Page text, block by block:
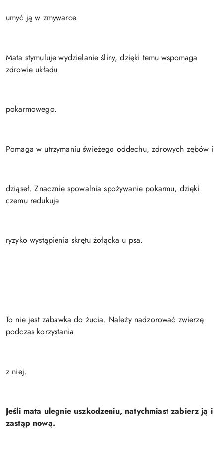
umyć ją w zmywarce.
Mata stymuluje wydzielanie śliny, dzięki temu wspomaga
zdrowie układu
pokarmowego.
Pomaga w utrzymaniu świeżego oddechu, zdrowych zębów i
dziąseł. Znacznie spowalnia spożywanie pokarmu, dzięki
czemu redukuje
ryzyko wystąpienia skrętu żołądka u psa.
To nie jest zabawka do żucia. Należy nadzorować zwierzę
podczas korzystania
z niej.
Jeśli mata ulegnie uszkodzeniu, natychmiast zabierz ją i
zastąp nową.